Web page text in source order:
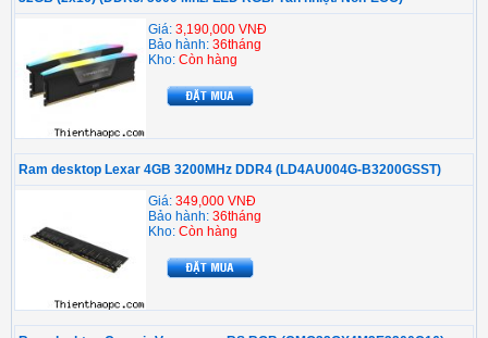
Giá: 3,190,000 VNĐ
Bảo hành: 36tháng
Kho: Còn hàng
Ram desktop Lexar 4GB 3200MHz DDR4 (LD4AU004G-B3200GSST)
Giá: 349,000 VNĐ
Bảo hành: 36tháng
Kho: Còn hàng